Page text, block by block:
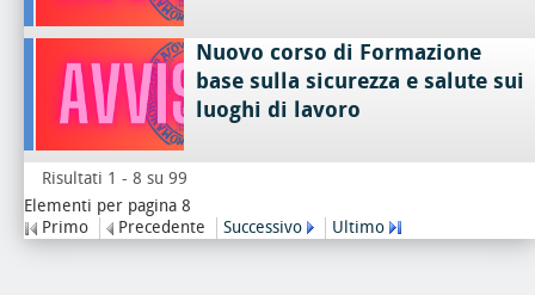
Nuovo corso di Formazione
base sulla sicurezza e salute sui
luoghi di lavoro
Risultati 1 - 8 su 99
Elementi per pagina 8
Primo
Precedente Successivo Ultimo